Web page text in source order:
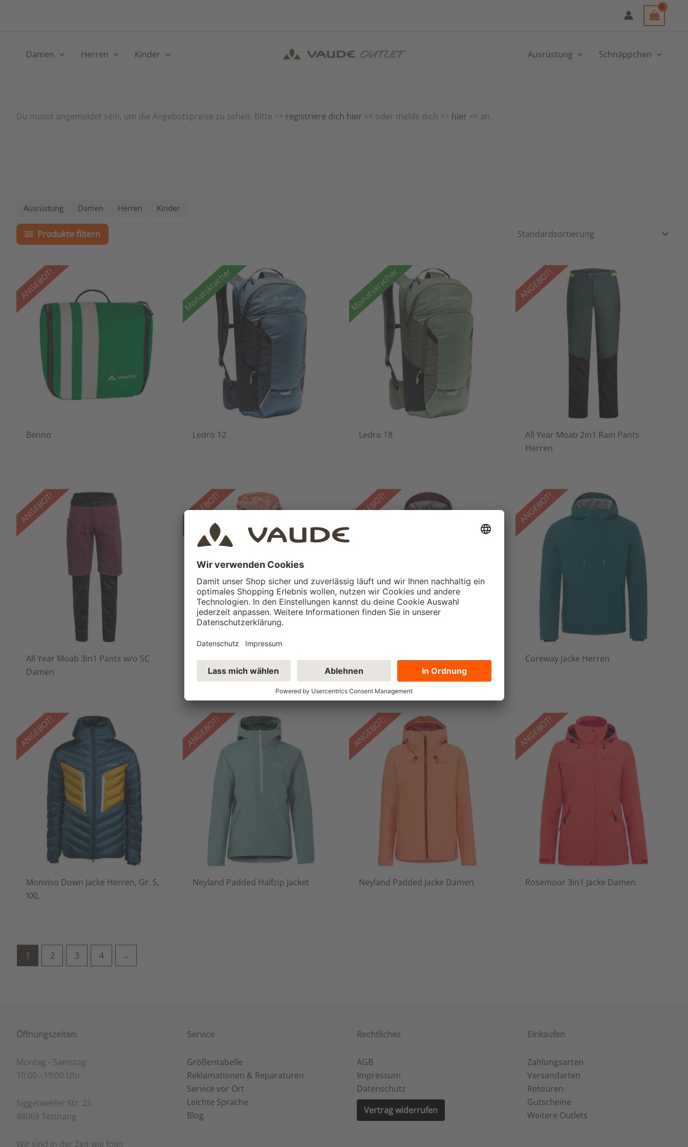
Damen
Herren Kinder Ausrüstung Schnäppchen
Du musst angemeldet sein, um die Angebotspreise zu sehen. Bitte >> registriere dich hier << oder melde dich >> hier << an.
Ausrüstung Damen Herren Kinder
Produkte filtern
ANGEBOT!
Benno
Monatskracher
Ledro 12
Monatskracher
Ledro 18
ANGEBOT!
All Year Moab 2in1 Rain Pants
Herren
ANGEBOT!
All Year Moab 3in1 Pants w/o SC
Damen
ANGEBOT!
Batura Hooded Insulation Jacke
Damen
ANGEBOT!
Coreway Jacke Damen
ANGEBOT!
Coreway Jacke Herren
ANGEBOT!
Monviso Down Jacke Herren, Gr. S,
XXL
ANGEBOT!
Neyland Padded Halfzip Jacket
ANGEBOT!
Neyland Padded Jacke Damen
ANGEBOT!
Rosemoor 3in1 Jacke Damen
1 2 3 4 →
Öffnungszeiten:
Montag - Samstag
10:00 - 19:00 Uhr
Siggenweiler Str. 25
88069 Tettnang
Wir sind in der Zeit wie folgt
Service
Größentabelle
Reklamationen & Reparaturen
Service vor Ort
Leichte Sprache
Blog
Rechtliches
AGB
Impressum
Datenschutz
Vertrag widerrufen
Einkaufen
Zahlungsarten
Versandarten
Retouren
Gutscheine
Weitere Outlets